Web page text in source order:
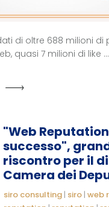
di oltre 688 milioni di
quasi 7 milioni di like ...
"Web
successo",
riscontro per il
Camera dei
siro consulting | siro | web